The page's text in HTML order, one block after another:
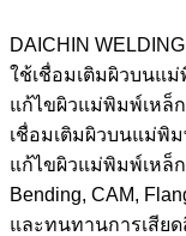
DAICHIN
ใช้เชื่อมเติมผิวบนแ
แก้ไขผิวแม่พิมพ์เห
เชื่อมเติมผิวบนแม่พิ
แก้ไขผิวแม่พิมพ์เหล็
Bending, CAM,
และทนทานการเสีย